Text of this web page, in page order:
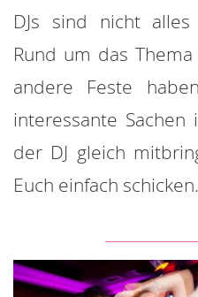
DJs sind nicht
Rund um das
andere Feste
interessante
der DJ gleich
Euch einfach